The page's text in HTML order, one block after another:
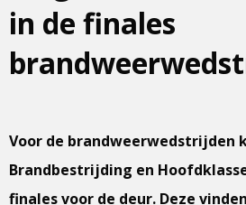
in de finales
Voor de brandweerwedstrijden
Brandbestrijding en
finales voor de deur. Deze